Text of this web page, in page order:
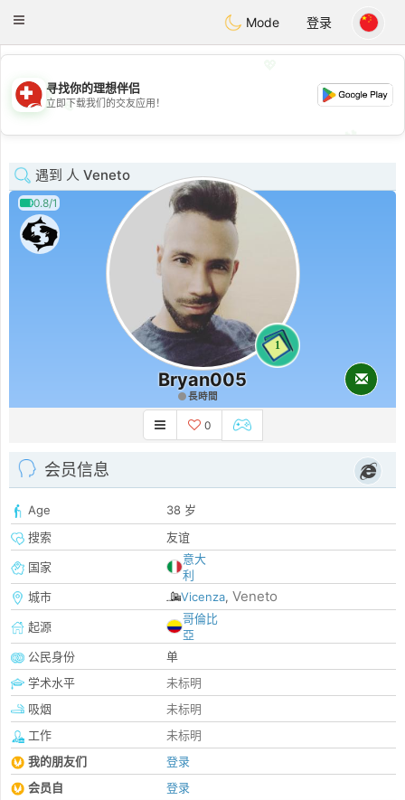
Suissi
Toggle
Mode 登录
💖
💕
寻找你的理想伴侣
立即下载我们的交友应用！
遇到 人 Veneto
0.8/1
1
Bryan005
長時間
0
会员信息
Age
38 岁
搜索
友谊
国家
意大
利
城市
Vicenza, Veneto
起源
哥倫比
亞
公民身份
单
学术水平
未标明
吸烟
未标明
工作
未标明
我的朋友们
登录
会员自
登录